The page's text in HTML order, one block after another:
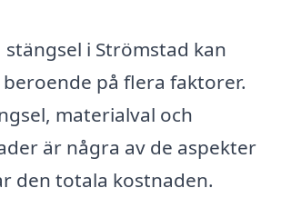
i Strömstad kan
på flera faktorer.
materialval och
är några av de aspekter
den totala kostnaden.